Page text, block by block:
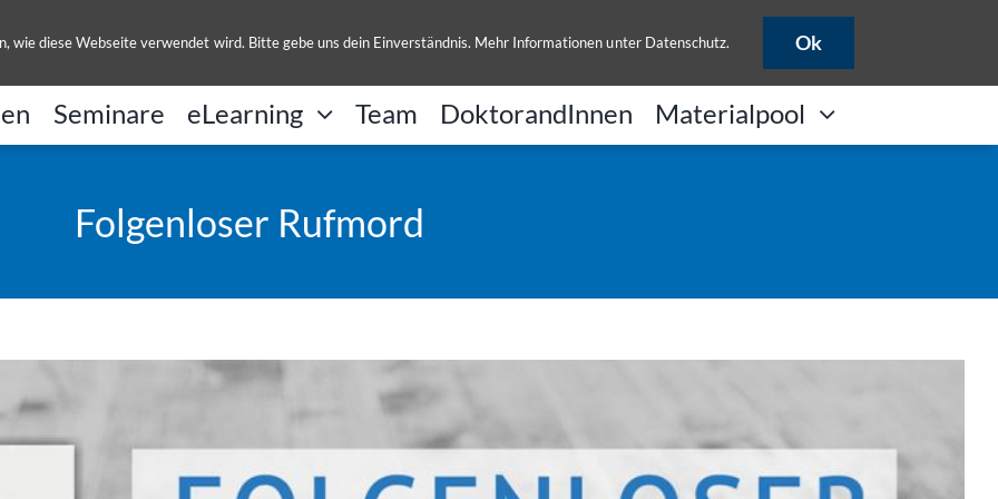
ULB ULB-Katalog HISLSF
Seminare eLearning Team DoktorandInnen Materialpool
Folgenloser Rufmord
wie diese Webseite verwendet wird. Bitte gebe uns dein Einverständnis. Mehr Informationen unter Datenschutz. Ok